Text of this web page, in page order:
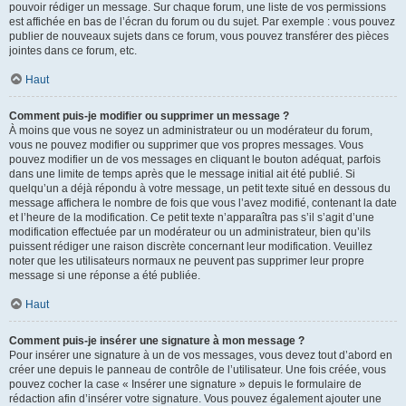
pouvoir rédiger un message. Sur chaque forum, une liste de vos permissions
est affichée en bas de l’écran du forum ou du sujet. Par exemple : vous pouvez
publier de nouveaux sujets dans ce forum, vous pouvez transférer des pièces
jointes dans ce forum, etc.
Haut
Comment puis-je modifier ou supprimer un message ?
À moins que vous ne soyez un administrateur ou un modérateur du forum,
vous ne pouvez modifier ou supprimer que vos propres messages. Vous
pouvez modifier un de vos messages en cliquant le bouton adéquat, parfois
dans une limite de temps après que le message initial ait été publié. Si
quelqu’un a déjà répondu à votre message, un petit texte situé en dessous du
message affichera le nombre de fois que vous l’avez modifié, contenant la date
et l’heure de la modification. Ce petit texte n’apparaîtra pas s’il s’agit d’une
modification effectuée par un modérateur ou un administrateur, bien qu’ils
puissent rédiger une raison discrète concernant leur modification. Veuillez
noter que les utilisateurs normaux ne peuvent pas supprimer leur propre
message si une réponse a été publiée.
Haut
Comment puis-je insérer une signature à mon message ?
Pour insérer une signature à un de vos messages, vous devez tout d’abord en
créer une depuis le panneau de contrôle de l’utilisateur. Une fois créée, vous
pouvez cocher la case « Insérer une signature » depuis le formulaire de
rédaction afin d’insérer votre signature. Vous pouvez également ajouter une